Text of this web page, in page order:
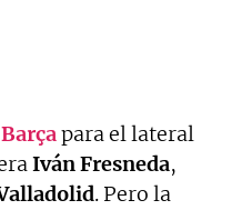
Barçapara el lateral
IvánFresneda,
. Pero la